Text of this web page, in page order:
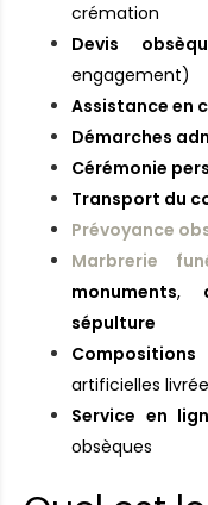
crémation
Devis
engagement)
Assistance en
Démarches
Cérémonie
Transport du
Prévoyance
Marbrerie
monuments,
sépulture
artificielles
Service en
obsèques